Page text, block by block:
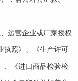
运营企业或厂家授权
执照》、《生产许可
、《进口商品检验检